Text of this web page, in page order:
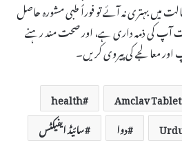
میں بہتری نہ آئے تو فوراً طبی مشورہ حاصل
آپ کی ذمہ داری ہے، اور صحت مند رہنے
معالجے کی پیروی کریں۔
Amclav
health
دوا
سائیڈ ایفیکٹس